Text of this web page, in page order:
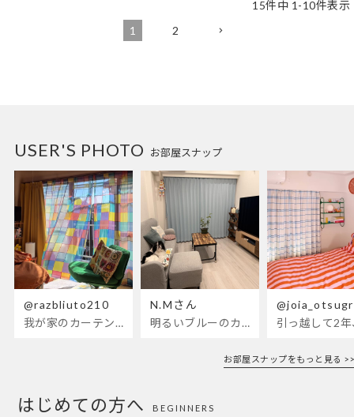
15件中 1 -10件表示
1
2
お部屋スナップ
USER'S PHOTO
@razbliuto210
我が家のカーテンが新しくなりました🌼早起きが超絶苦手な私が、思わず朝カーテンを開けて光合成するようになったステンドグラスカーテン…！
N.Mさん
明るいブルーのカーテンで、部屋全体が明るく。白を基調とした部屋にぴったりです。
お部屋スナップをもっと見る >>
はじめての方へ BEGINNERS